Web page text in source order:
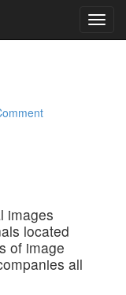
images
located
of image
all